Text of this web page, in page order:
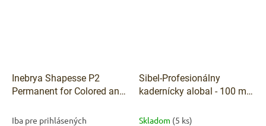
Inebrya Shapesse P2
Permanent for Colored and
prirodzené vlasy s
Iba pre prihlásených
Sibel-Profesionálny
kadernícky alobal - 100 m x
v balení s rezačkou
Skladom (5 ks)